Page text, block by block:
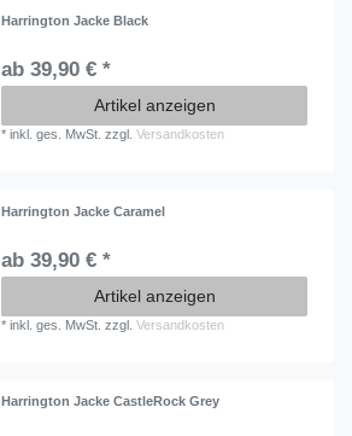
Harrington Jacke Black
ab 39,90 € *
Artikel anzeigen
*inkl. ges. MwSt. zzgl.Versandkosten
Harrington Jacke Caramel
ab 39,90 € *
Artikel anzeigen
*inkl. ges. MwSt. zzgl.Versandkosten
Harrington Jacke CastleRock Grey